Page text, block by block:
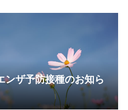
ンザ予防接種のお知ら